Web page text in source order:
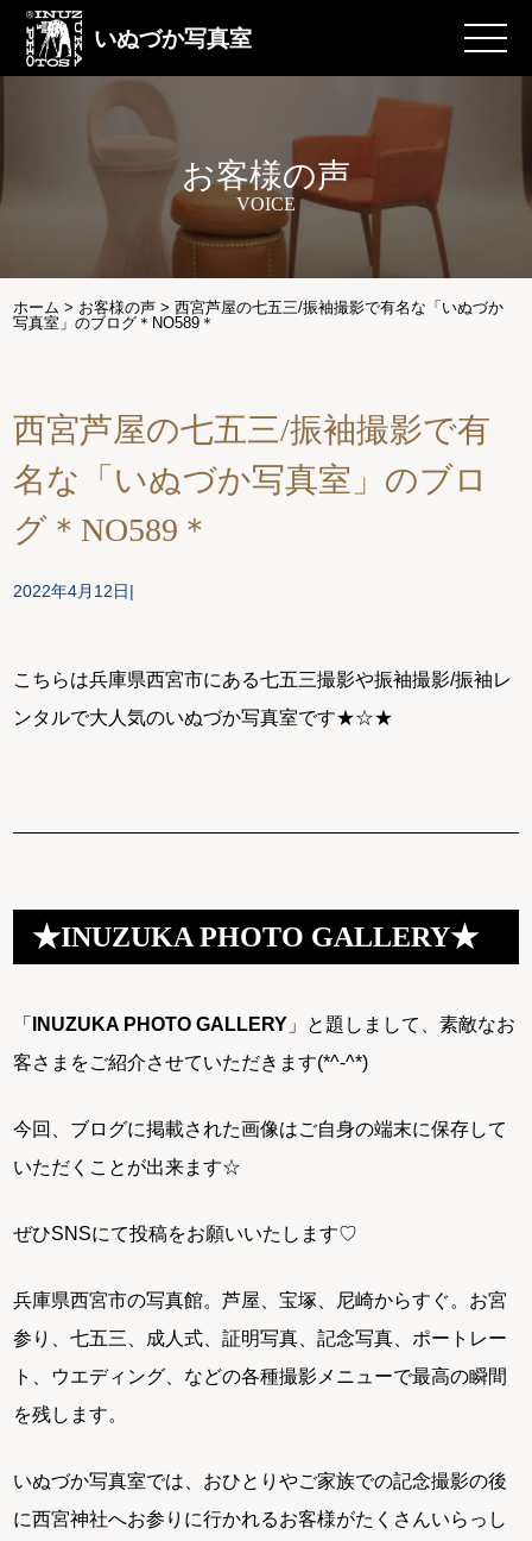
いぬづか写真室
お客様の声
VOICE
ホーム > お客様の声 >西宮芦屋の七五三/振袖撮影で有名な「いぬづか
写真室」のブログ＊NO589＊
西宮芦屋の七五三/振袖撮影で有
名な「いぬづか写真室」のブロ
グ＊NO589＊
2022年4月12日
こちらは兵庫県西宮市にある七五三撮影や振袖撮影/振袖レ
ンタルで大人気のいぬづか写真室です★☆★
★INUZUKA PHOTO GALLERY★
「 INUZUKA PHOTO GALLERY 」と題しまして、素敵なお
客さまをご紹介させていただきます(*^-^*)
今回、ブログに掲載された画像はご自身の端末に保存して
いただくことが出来ます☆
ぜひSNSにて投稿をお願いいたします♡
兵庫県西宮市の写真館。芦屋、宝塚、尼崎からすぐ。お宮
参り、七五三、成人式、証明写真、記念写真、ポートレー
ト、ウエディング、などの各種撮影メニューで最高の瞬間
を残します。
いぬづか写真室では、おひとりやご家族での記念撮影の後
に西宮神社へお参りに行かれるお客様がたくさんいらっし